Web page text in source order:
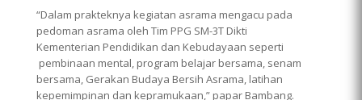
“Dalam prakteknya kegiatan asrama mengacu pada
pedoman asrama oleh Tim PPG SM-3T Dikti
Kementerian Pendidikan dan Kebudayaan seperti
pembinaan mental, program belajar bersama, senam
bersama, Gerakan Budaya Bersih Asrama, latihan
kepemimpinan dan kepramukaan,” papar Bambang.